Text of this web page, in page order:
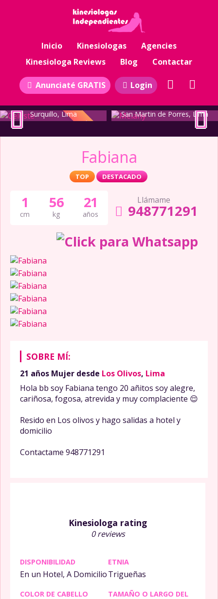
Inicio Kinesiologas
Agencies
Kinesiologa Reviews
Blog Contactar
Anunciaté GRATIS Login
Celeste
Surquillo, Lima
Melany
San Martin de Porres, Lima
Fabiana
TOP DESTACADO
1
cm
56
kg
21
años
Llámame
948771291
SOBRE MÍ:
21 años Mujer desde Los Olivos, Lima
Hola bb soy Fabiana tengo 20 añitos soy alegre,
cariñosa, fogosa, atrevida y muy complaciente 😌
Resido en Los olivos y hago salidas a hotel y
domicilio
Contactame 948771291
Kinesiologa rating
0 reviews
DISPONIBILIDAD
En un Hotel, A Domicilio
ETNIA
Trigueñas
COLOR DE CABELLO
TAMAÑO O LARGO DEL